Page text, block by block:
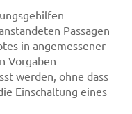
Passagen
in angemessener
Vorgaben
werden, ohne dass
Einschaltung eines